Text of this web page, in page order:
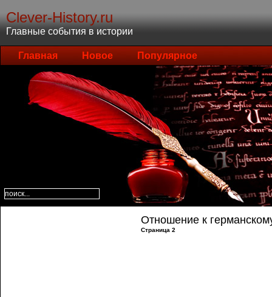
Clever-History.ru
Главные события в истории
Главная Новое Популярное
Отношение к
Страница 2